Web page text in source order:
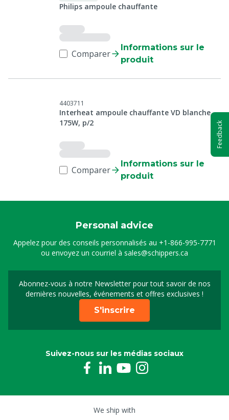
Philips ampoule chauffante
Comparer
Informations sur le
produit
4403711
Interheat ampoule chauffante VD blanche
175W, p/2
Comparer
Informations sur le
produit
Personal advice
Appelez pour des conseils personnalisés au +1-866-995-7771
ou envoyez un courriel à sales@schippers.ca
Abonnez-vous à notre Newsletter pour tout savoir de nos
dernières nouvelles, événements et offres exclusives !
Sign up for our
S'inscrire
Suivez-nous sur les médias sociaux
We ship with
Feedback